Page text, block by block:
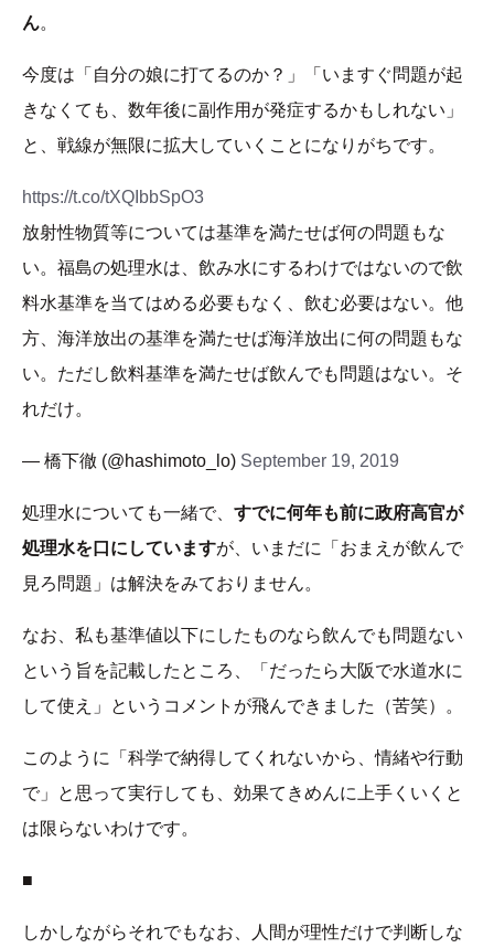
ん。
今度は「自分の娘に打てるのか？」「いますぐ問題が起
きなくても、数年後に副作用が発症するかもしれない」
と、戦線が無限に拡大していくことになりがちです。
https://t.co/tXQIbbSpO3
放射性物質等については基準を満たせば何の問題もな
い。福島の処理水は、飲み水にするわけではないので飲
料水基準を当てはめる必要もなく、飲む必要はない。他
方、海洋放出の基準を満たせば海洋放出に何の問題もな
い。ただし飲料基準を満たせば飲んでも問題はない。そ
れだけ。
— 橋下徹 (@hashimoto_lo) September 19, 2019
処理水についても一緒で、 すでに何年も前に政府高官が
処理水を口にしていますが、いまだに「おまえが飲んで
見ろ問題」は解決をみておりません。
なお、私も基準値以下にしたものなら飲んでも問題ない
という旨を記載したところ、「だったら大阪で水道水に
して使え」というコメントが飛んできました（苦笑）。
このように「科学で納得してくれないから、情緒や行動
で」と思って実行しても、効果てきめんに上手くいくと
は限らないわけです。
■
しかしながらそれでもなお、人間が理性だけで判断しな